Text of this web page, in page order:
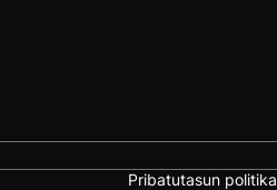
Pribatutasun politika